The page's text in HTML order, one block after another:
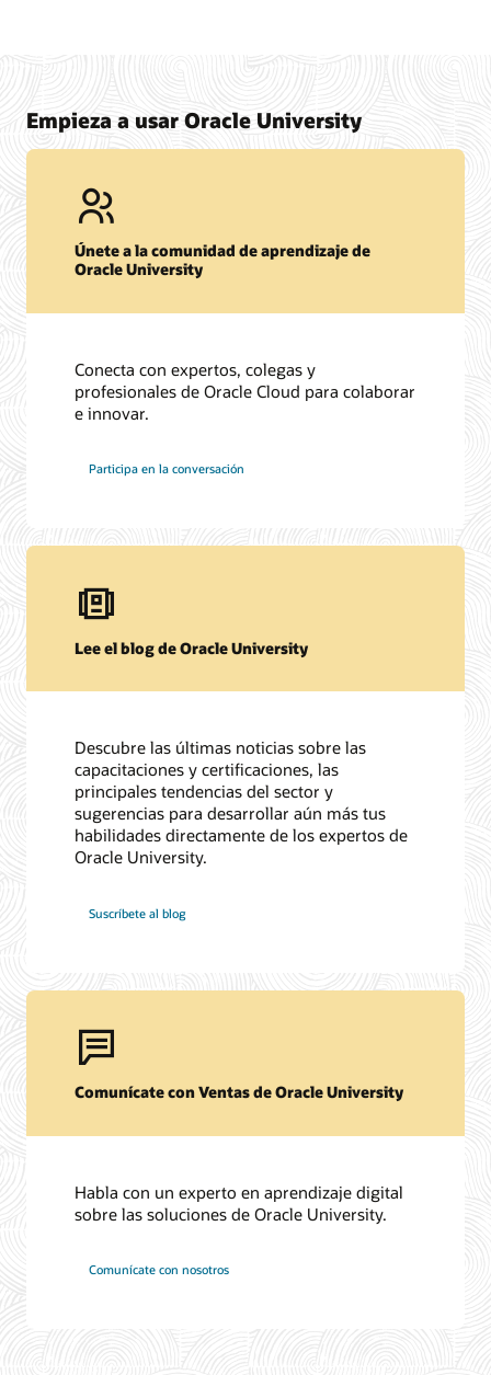
Empieza a usar Oracle University
Únete a la comunidad de aprendizaje de
Oracle University
Conecta con expertos, colegas y
profesionales de Oracle Cloud para colaborar
e innovar.
Participa en la conversación
Lee el blog de Oracle University
Descubre las últimas noticias sobre las
capacitaciones y certificaciones, las
principales tendencias del sector y
sugerencias para desarrollar aún más tus
habilidades directamente de los expertos de
Oracle University.
Suscríbete al blog
Comunícate con Ventas de Oracle University
Habla con un experto en aprendizaje digital
sobre las soluciones de Oracle University.
Comunícate con nosotros